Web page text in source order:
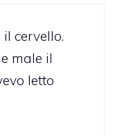
cervello.
male il
letto